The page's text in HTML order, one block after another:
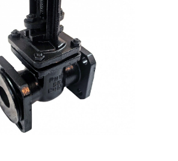
физ. лицо
юр. лицо
товары, которые вас интересуют
информацию вы хотите по ним
свяжемся с вами в ближайшее время.
КП
Счёт